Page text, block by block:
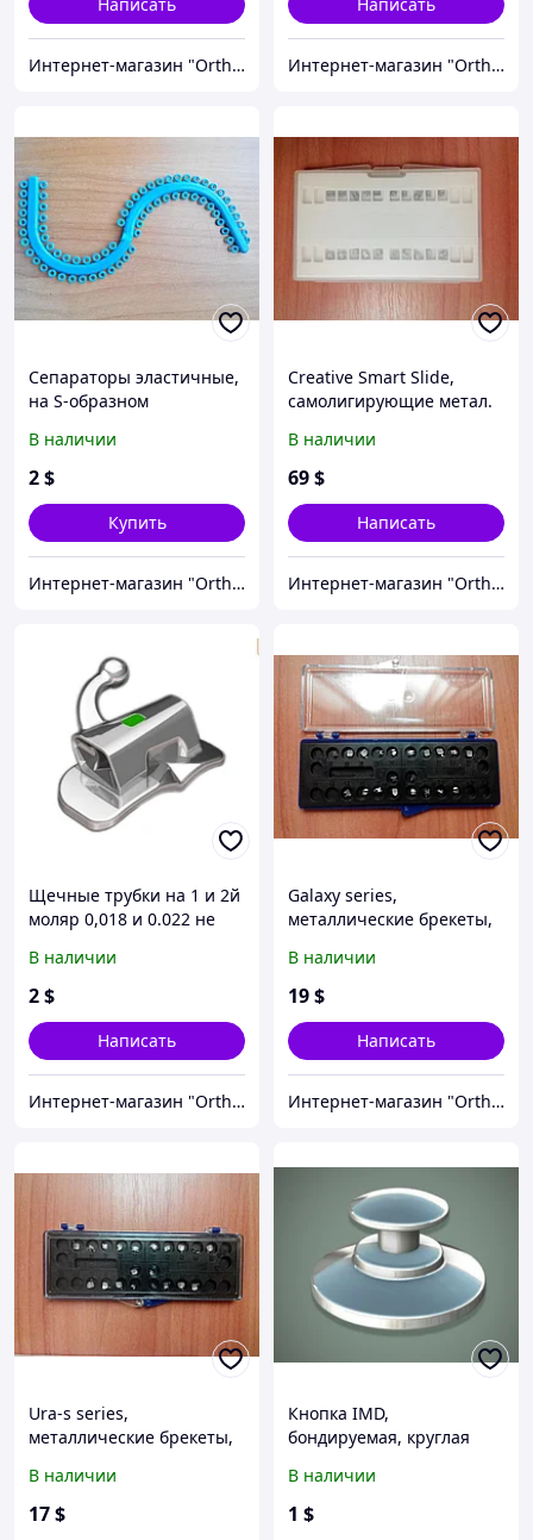
Интернет-магазин "OrthoWay" Интернет-магазин "OrthoWay"
Сепараторы эластичные,
на S-образном
эластичные
В наличии
2$
Купить
Интернет-магазин "OrthoWay"
Creative Smart Slide,
самолигирующие метал.
(полный набор)
В наличии
69$
Написать
Интернет-магазин "OrthoWay"
Щечные трубки на 1 и 2й
моляр 0,018 и 0.022 не
Roth,MBT
В наличии
2$
Написать
Интернет-магазин "OrthoWay"
Galaxy series,
металлические брекеты,
набор)
В наличии
19$
Написать
Интернет-магазин "OrthoWay"
Ura-s series,
металлические брекеты,
набор)
В наличии
17$
Кнопка IMD,
бондируемая, круглая
В наличии
1 $